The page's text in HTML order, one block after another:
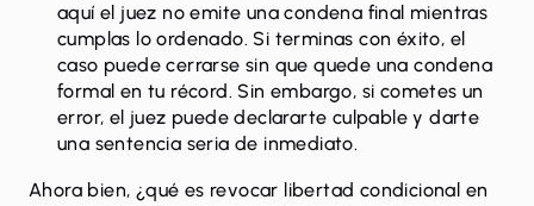
aquí el juez no emite una condena final mientras
cumplas lo ordenado. Si terminas con éxito, el
caso puede cerrarse sin que quede una condena
formal en tu récord. Sin embargo, si cometes un
error, el juez puede declararte culpable y darte
una sentencia seria de inmediato.
Ahora bien, ¿qué es revocar libertad condicional en